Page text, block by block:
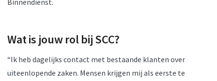
Binnendienst.
Wat is jouw rol bij SCC?
“Ik heb dagelijks contact met bestaande klanten over
uiteenlopende zaken. Mensen krijgen mij als eerste te